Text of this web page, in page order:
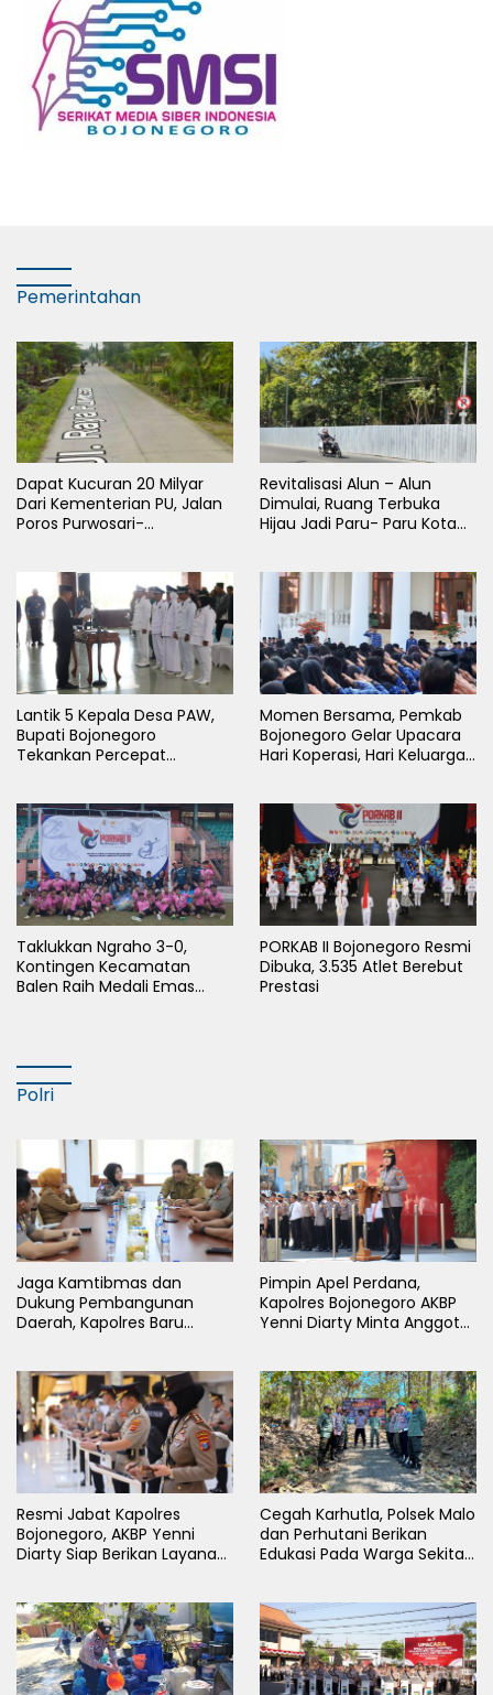
Pemerintahan
Dapat Kucuran 20 Milyar
Dari Kementerian PU, Jalan
Poros Purwosari-
Revitalisasi Alun – Alun
Dimulai, Ruang Terbuka
Hijau Jadi Paru- Paru Kota
Lantik 5 Kepala Desa PAW,
Bupati Bojonegoro
Tekankan Percepat
Momen Bersama, Pemkab
Bojonegoro Gelar Upacara
Hari Koperasi, Hari Keluarga
Taklukkan Ngraho 3-0,
Kontingen Kecamatan
Balen Raih Medali Emas
PORKAB II Bojonegoro Resmi
Dibuka, 3.535 Atlet Berebut
Prestasi
Polri
Jaga Kamtibmas dan
Dukung Pembangunan
Daerah, Kapolres Baru
Pimpin Apel Perdana,
Kapolres Bojonegoro AKBP
Yenni Diarty Minta Anggota
Resmi Jabat Kapolres
Bojonegoro, AKBP Yenni
Diarty Siap Berikan Layanan
Cegah Karhutla, Polsek Malo
dan Perhutani Berikan
Edukasi Pada Warga Sekitar